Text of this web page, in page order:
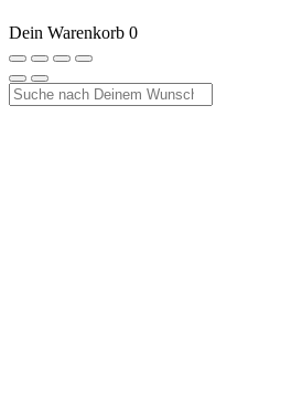
Dein Warenkorb 0